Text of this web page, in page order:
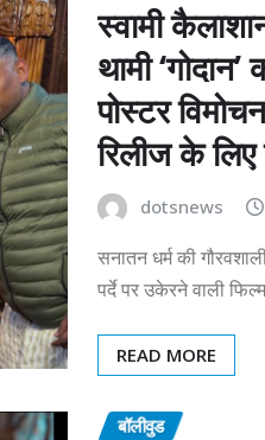
स्वामी
थामी ‘गोदान’
पोस्टर
रिलीज के लिए
dotsnews
सनातन धर्म की
पर्दे पर उकेरने वाली
READ MORE
बॉलीवुड